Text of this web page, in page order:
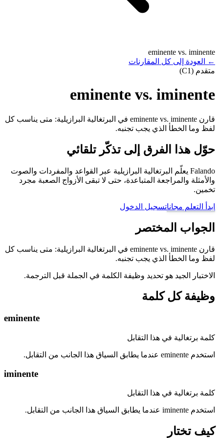
eminente vs. iminente
←
العودة إلى كل المقارنات
متقدم (C1)
eminente vs. iminente
قارن eminente vs. iminente في البرتغالية البرازيلية: متى يناسب كل
لفظ وما الخطأ الذي يجب تجنبه.
حوّل هذا الفرق إلى تذكّر تلقائي
Falando يعلّم البرتغالية البرازيلية عبر القواعد والمفردات والصوت
والأمثلة والمراجعة المتباعدة، حتى لا تبقى الأزواج الصعبة مجرد
تخمين.
ابدأ التعلم مجاناتسجيل الدخول
الجواب المختصر
قارن eminente vs. iminente في البرتغالية البرازيلية: متى يناسب كل
لفظ وما الخطأ الذي يجب تجنبه.
الاختبار الجيد هو تحديد وظيفة الكلمة في الجملة قبل الترجمة.
وظيفة كل كلمة
eminente
كلمة برتغالية في هذا التقابل
استخدم eminente عندما يطابق السياق هذا الجانب من التقابل.
iminente
كلمة برتغالية في هذا التقابل
استخدم iminente عندما يطابق السياق هذا الجانب من التقابل.
كيف تختار